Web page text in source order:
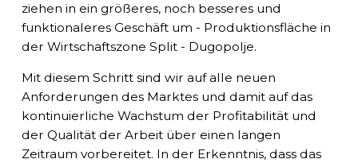
ziehen in ein größeres, noch besseres und
funktionaleres Geschäft um - Produktionsfläche in
der Wirtschaftszone Split - Dugopolje.
Mit diesem Schritt sind wir auf alle neuen
Anforderungen des Marktes und damit auf das
kontinuierliche Wachstum der Profitabilität und
der Qualität der Arbeit über einen langen
Zeitraum vorbereitet. In der Erkenntnis, dass das